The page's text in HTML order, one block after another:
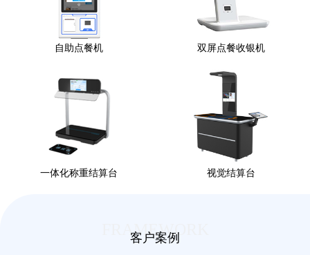
自助点餐机 双屏点餐收银机
一体化称重结算台 视觉结算台
FRAMEWORK
客户案例